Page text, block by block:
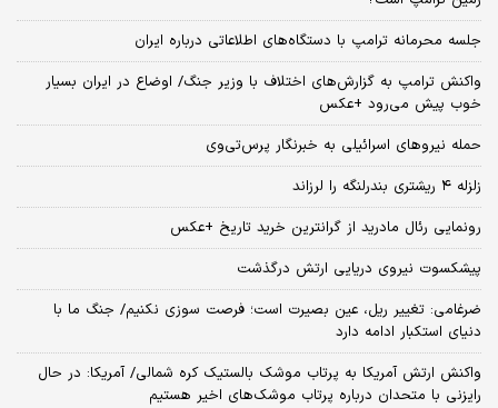
جلسه محرمانه ترامپ با دستگاه‌های اطلاعاتی درباره ایران
واکنش ترامپ به گزارش‌های اختلاف با وزیر جنگ/ اوضاع در ایران بسیار
خوب پیش می‌رود +عکس
حمله نیروهای اسرائیلی به خبرنگار پرس‌تی‌وی
زلزله ۴ ریشتری بندرلنگه را لرزاند
رونمایی رئال مادرید از گرانترین خرید تاریخ +عکس
پیشکسوت نیروی دریایی ارتش درگذشت
ضرغامی: تغییر ریل، عین بصیرت است؛ فرصت سوزی نکنیم/ جنگ ما با
دنیای استکبار ادامه دارد
واکنش ارتش آمریکا به پرتاب موشک بالستیک کره شمالی/ آمریکا: در حال
رایزنی با متحدان درباره پرتاب موشک‌های اخیر هستیم